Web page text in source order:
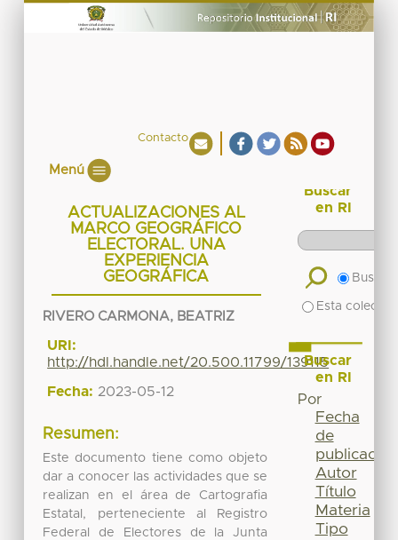
Contacto
Menú
ACTUALIZACIONES AL
MARCO GEOGRÁFICO
ELECTORAL. UNA
EXPERIENCIA
GEOGRÁFICA
RIVERO CARMONA, BEATRIZ
URI:
http://hdl.handle.net/20.500.11799/139115
Fecha: 2023-05-12
Resumen:
Este documento tiene como objeto
dar a conocer las actividades que se
realizan en el área de Cartografia
Estatal, perteneciente al Registro
Federal de Electores de la Junta
Buscar
en RI
Buscar
Esta
Buscar
en RI
Por
Fecha
de
publicación
Autor
Título
Materia
Tipo